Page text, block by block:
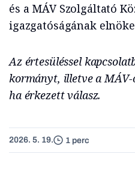
és a MÁV Szolgáltató
igazgatóságának
Az értesüléssel
kormányt, illetve a
ha érkezett válasz.
2026. 5. 19. 1 perc